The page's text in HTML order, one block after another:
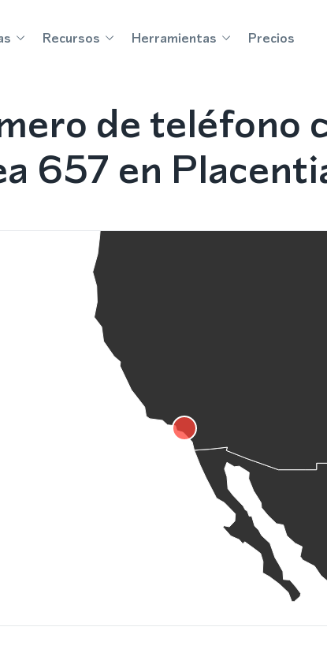
Recursos Herramientas Precios
de teléfono
657 en